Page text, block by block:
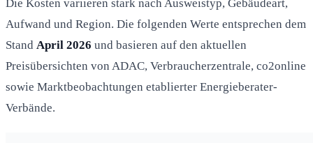
Die Kosten variieren stark nach Ausweistyp, Gebäudeart,
Aufwand und Region. Die folgenden Werte entsprechen dem
Stand April 2026 und basieren auf den aktuellen
Preisübersichten von ADAC, Verbraucherzentrale, co2online
sowie Marktbeobachtungen etablierter Energieberater-
Verbände.